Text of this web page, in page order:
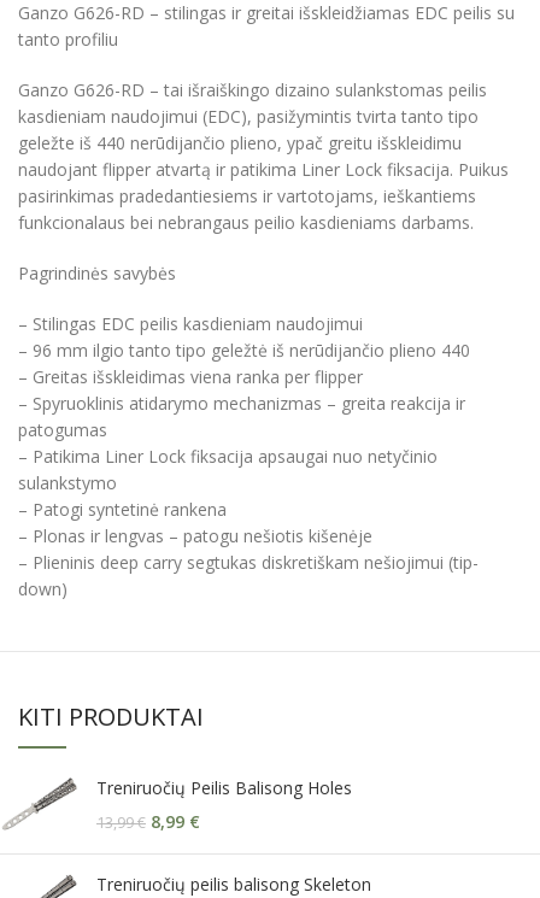
Ganzo G626-RD – stilingas ir greitai išskleidžiamas EDC peilis su
tanto profiliu
Ganzo G626-RD – tai išraiškingo dizaino sulankstomas peilis
kasdieniam naudojimui (EDC), pasižymintis tvirta tanto tipo
geležte iš 440 nerūdijančio plieno, ypač greitu išskleidimu
naudojant flipper atvartą ir patikima Liner Lock fiksacija. Puikus
pasirinkimas pradedantiesiems ir vartotojams, ieškantiems
funkcionalaus bei nebrangaus peilio kasdieniams darbams.
Pagrindinės savybės
– Stilingas EDC peilis kasdieniam naudojimui
– 96 mm ilgio tanto tipo geležtė iš nerūdijančio plieno 440
– Greitas išskleidimas viena ranka per flipper
– Spyruoklinis atidarymo mechanizmas – greita reakcija ir
patogumas
– Patikima Liner Lock fiksacija apsaugai nuo netyčinio
sulankstymo
– Patogi syntetinė rankena
– Plonas ir lengvas – patogu nešiotis kišenėje
– Plieninis deep carry segtukas diskretiškam nešiojimui (tip-
down)
KITI PRODUKTAI
Treniruočių Peilis Balisong Holes
13,99€ 8,99 €
Treniruočių peilis balisong Skeleton